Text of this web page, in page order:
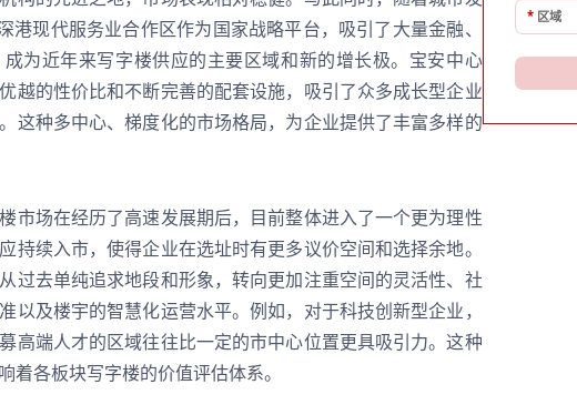
港现代服务业合作区作为国家战略平台，吸引了大量金融、
为近年来写字楼供应的主要区域和新的增长极。宝安中心
越的性价比和不断完善的配套设施，吸引了众多成长型企业
这种多中心、梯度化的市场格局，为企业提供了丰富多样的
市场在经历了高速发展期后，目前整体进入了一个更为理性
持续入市，使得企业在选址时有更多议价空间和选择余地。
过去单纯追求地段和形象，转向更加注重空间的灵活性、社
以及楼宇的智慧化运营水平。例如，对于科技创新型企业，
高端人才的区域往往比一定的市中心位置更具吸引力。这种
着各板块写字楼的价值评估体系。
* 区域